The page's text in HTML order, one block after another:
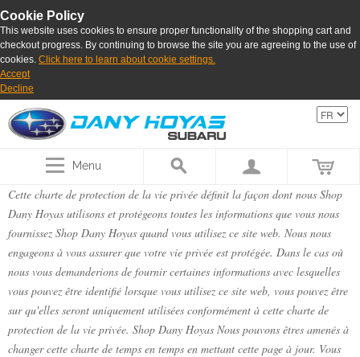
Cookie Policy
This website uses cookies to ensure proper functionality of the shopping cart and
checkout progress. By continuing to browse the site you are agreeing to the use of
cookies. Click here to learn about cookie settings.
Accept
Decline
Menu
Cette charte de protection de la vie privée définit la façon dont nous Shop
Dany Hoyas utilisons et protégeons toutes les informations que vous nous
fournissez Shop Dany Hoyas quand vous utilisez ce site web. Nous nous
engageons à vous assurer que votre vie privée est protégée. Dans le cas où
nous vous demanderions de fournir certaines informations avec lesquelles
vous pouvez être identifié lorsque vous utilisez ce site web, vous pouvez être
sur qu'elles seront uniquement utilisées conformément à cette charte de
protection de la vie privée. Shop Dany Hoyas Nous pouvons êtres amenés à
changer cette charte de temps en temps en mettant cette page à jour. Vous